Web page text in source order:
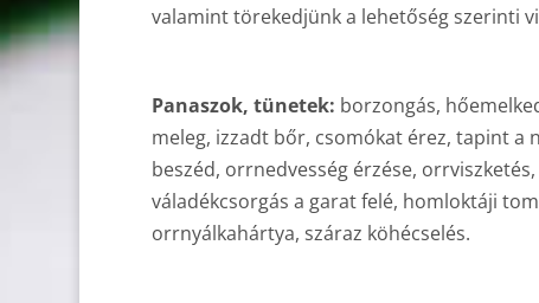
valamint törekedjünk a lehetőség szerinti
Panaszok, tünetek: borzongás,
meleg, izzadt bőr, csomókat érez, tapint
beszéd, orrnedvesség érzése,
váladékcsorgás a garat felé, homloktáji
orrnyálkahártya, száraz köhécselés.